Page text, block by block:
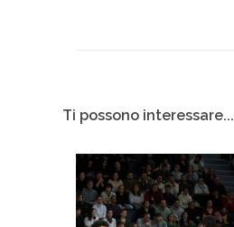
Ti possono interessare...